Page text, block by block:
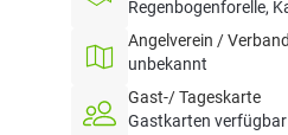
Regenbogenforelle,
Angelverein / Verband
unbekannt
Gast-/ Tageskarte
Gastkarten verfügbar